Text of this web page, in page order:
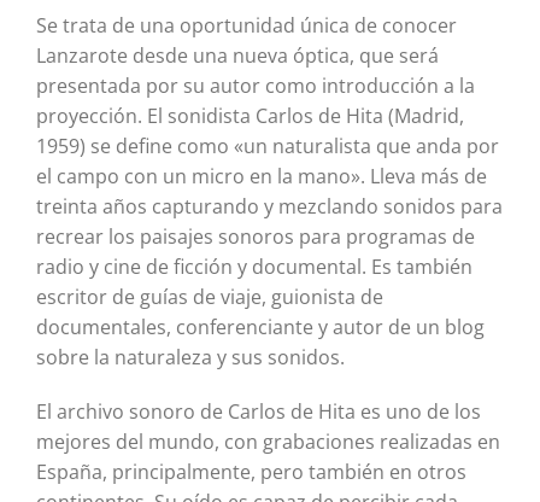
Se trata de una oportunidad única de conocer
Lanzarote desde una nueva óptica, que será
presentada por su autor como introducción a la
proyección. El sonidista Carlos de Hita (Madrid,
1959) se define como «un naturalista que anda por
el campo con un micro en la mano». Lleva más de
treinta años capturando y mezclando sonidos para
recrear los paisajes sonoros para programas de
radio y cine de ficción y documental. Es también
escritor de guías de viaje, guionista de
documentales, conferenciante y autor de un blog
sobre la naturaleza y sus sonidos.
El archivo sonoro de Carlos de Hita es uno de los
mejores del mundo, con grabaciones realizadas en
España, principalmente, pero también en otros